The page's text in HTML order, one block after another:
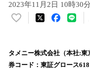
2023年11月2日 10時30分
い
！
数
タメニー株式会社（本社:
券コード：東証グロース